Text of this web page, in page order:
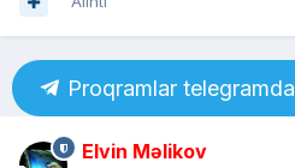
Proqramlar telegramda
Elvin Məlikov